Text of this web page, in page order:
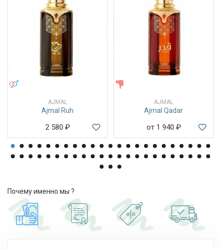
AJMAL
Ajmal Ruh
2 580 ₽
AJMAL
Ajmal Qadar
от 1 940 ₽
Почему именно мы ?